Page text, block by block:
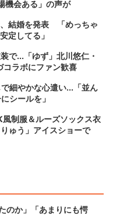
機会ある」の声が
結婚を発表 「めっちゃ
定してる」
で...「ゆず」北川悠仁・
ラボにファン歓喜
細やかな心遣い...「並ん
シールを」
制服＆ルーズソックス衣
ゅう」アイスショーで
のか」「あまりにも愕